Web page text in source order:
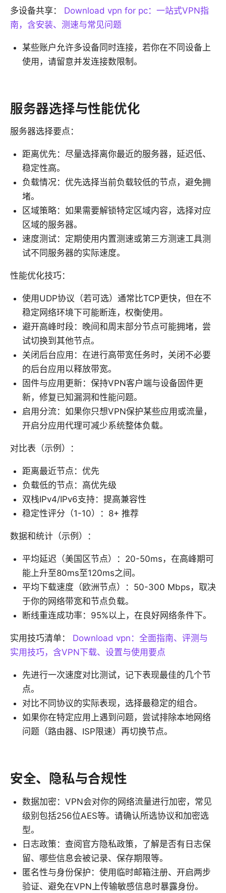
多设备共享： Download vpn for pc：一站式VPN指
南，含安装、测速与常见问题
某些账户允许多设备同时连接，若你在不同设备上
使用，请留意并发连接数限制。
服务器选择与性能优化
服务器选择要点：
距离优先：尽量选择离你最近的服务器，延迟低、
稳定性高。
负载情况：优先选择当前负载较低的节点，避免拥
堵。
区域策略：如果需要解锁特定区域内容，选择对应
区域的服务器。
速度测试：定期使用内置测速或第三方测速工具测
试不同服务器的实际速度。
性能优化技巧：
使用UDP协议（若可选）通常比TCP更快，但在不
稳定网络环境下可能断连，权衡使用。
避开高峰时段：晚间和周末部分节点可能拥堵，尝
试切换到其他节点。
关闭后台应用：在进行高带宽任务时，关闭不必要
的后台应用以释放带宽。
固件与应用更新：保持VPN客户端与设备固件更
新，修复已知漏洞和性能问题。
启用分流：如果你只想VPN保护某些应用或流量，
开启分应用代理可减少系统整体负载。
对比表（示例）：
距离最近节点：优先
负载低的节点：高优先级
双栈IPv4/IPv6支持：提高兼容性
稳定性评分（1-10）：8+ 推荐
数据和统计（示例）：
平均延迟（美国区节点）：20-50ms，在高峰期可
能上升至80ms至120ms之间。
平均下载速度（欧洲节点）：50-300 Mbps，取决
于你的网络带宽和节点负载。
断线重连成功率：95%以上，在良好网络条件下。
实用技巧清单： Download vpn：全面指南、评测与
实用技巧，含VPN下载、设置与使用要点
先进行一次速度对比测试，记下表现最佳的几个节
点。
对比不同协议的实际表现，选择最稳定的组合。
如果你在特定应用上遇到问题，尝试排除本地网络
问题（路由器、ISP限速）再切换节点。
安全、隐私与合规性
数据加密：VPN会对你的网络流量进行加密，常见
级别包括256位AES等。请确认所选协议和加密选
型。
日志政策：查阅官方隐私政策，了解是否有日志保
留、哪些信息会被记录、保存期限等。
匿名性与身份保护：使用临时邮箱注册、开启两步
验证、避免在VPN上传输敏感信息时暴露身份。